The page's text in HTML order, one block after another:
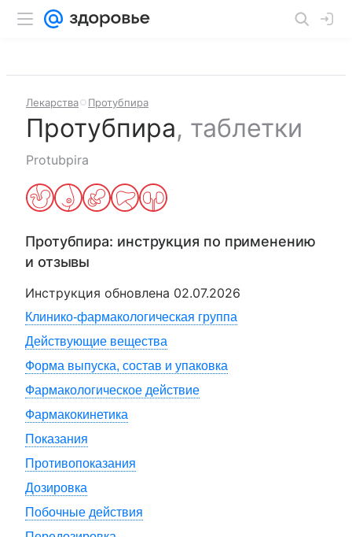
Лекарства Протубпира
Протубпира, таблетки
Protubpira
Протубпира: инструкция по применению
и отзывы
Инструкция обновлена 02.07.2026
Клинико-фармакологическая группа
Действующие вещества
Форма выпуска, состав и упаковка
Фармакологическое действие
Фармакокинетика
Показания
Противопоказания
Дозировка
Побочные действия